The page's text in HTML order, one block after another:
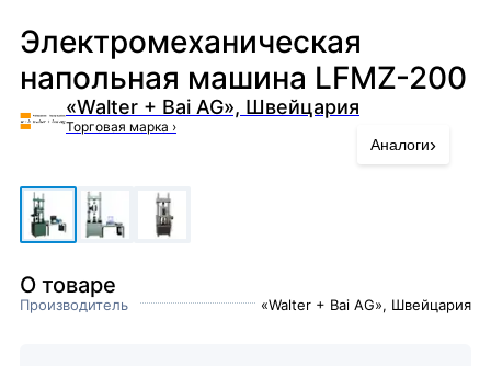
Электромеханическая
напольная машина LFMZ-200
«Walter + Bai AG», Швейцария
Торговая марка ›
Аналоги›
О товаре
Производитель «Walter + Bai AG», Швейцария